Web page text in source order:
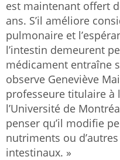
est maintenant offert
ans. S’il améliore
pulmonaire et
l’intestin demeurent
médicament entraîne
observe Geneviève
professeure titulaire à
l’Université de
penser qu’il modifie
nutriments ou
intestinaux. »